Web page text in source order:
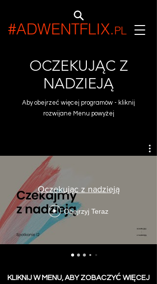
#ADWENTFLIX.PL
OCZEKUJĄC Z
NADZIEJĄ
Aby obejrzeć więcej programów - kliknij
rozwijane Menu powyżej
Oczekując z nadzieją
Obejrzyj Teraz
KLIKNIJ W MENU, ABY ZOBACZYĆ WIĘCEJ